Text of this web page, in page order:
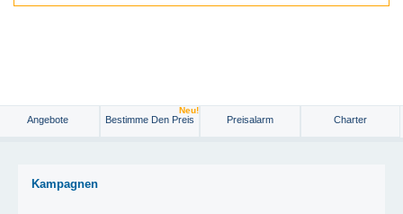
Angebote Bestimme Den Preis
Neu!
Preisalarm Charter
Kampagnen